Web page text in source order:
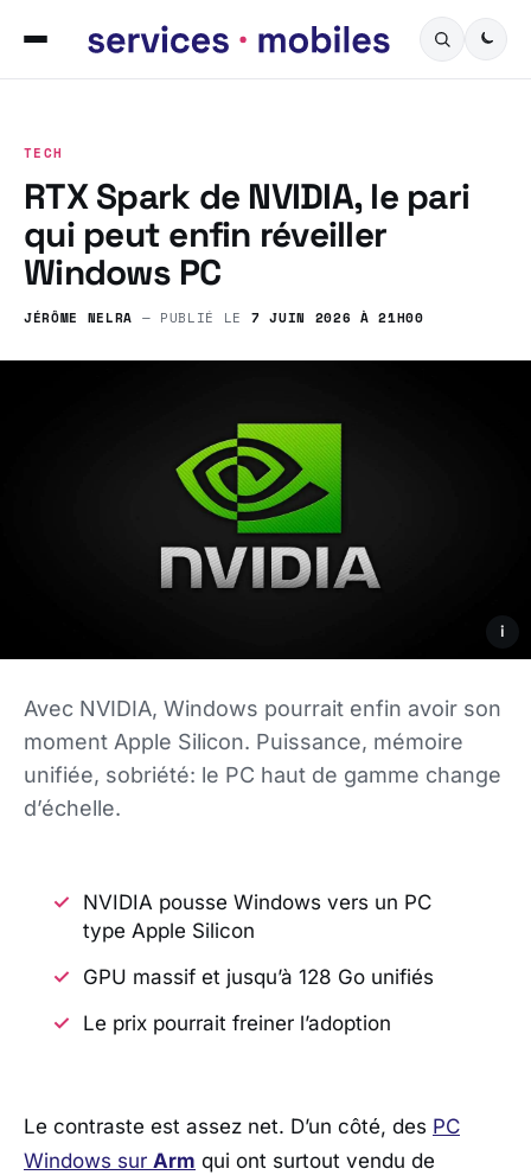
TECH
RTX Spark de NVIDIA, le pari
qui peut enfin réveiller
Windows PC
JÉRÔME NELRA — PUBLIÉ LE 7 JUIN 2026 À 21H00
i
Avec NVIDIA, Windows pourrait enfin avoir son
moment Apple Silicon. Puissance, mémoire
unifiée, sobriété: le PC haut de gamme change
d’échelle.
NVIDIA pousse Windows vers un PC
type Apple Silicon
GPU massif et jusqu’à 128 Go unifiés
Le prix pourrait freiner l’adoption
Le contraste est assez net. D’un côté, des PC
Windows sur Arm qui ont surtout vendu de